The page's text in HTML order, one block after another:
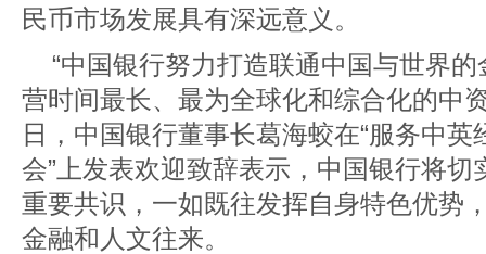
民币市场发展具有深远意义。
“中国银行努力打造联通中国与世界
营时间最长、最为全球化和综合化的中
日，中国银行董事长葛海蛟在“服务中
会”上发表欢迎致辞表示，中国银行将
重要共识，一如既往发挥自身特色优势
金融和人文往来。